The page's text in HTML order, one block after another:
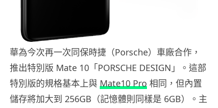
華為今次再一次同保時捷（Porsche）車廠合作，
推出特別版 Mate 10「PORSCHE DESIGN」。這部
特別版的規格基本上與 Mate10 Pro 相同，但內置
儲存將加大到 256GB（記憶體則同樣是 6GB）。主